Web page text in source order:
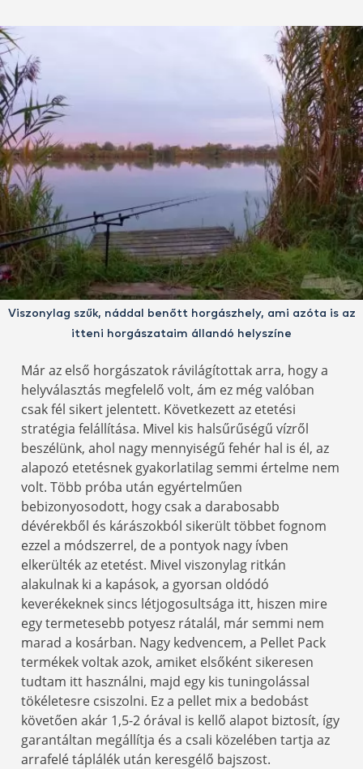
Viszonylag szűk, náddal benőtt horgászhely, ami azóta is az
itteni horgászataim állandó helyszíne
Már az első horgászatok rávilágítottak arra, hogy a
helyválasztás megfelelő volt, ám ez még valóban
csak fél sikert jelentett. Következett az etetési
stratégia felállítása. Mivel kis halsűrűségű vízről
beszélünk, ahol nagy mennyiségű fehér hal is él, az
alapozó etetésnek gyakorlatilag semmi értelme nem
volt. Több próba után egyértelműen
bebizonyosodott, hogy csak a darabosabb
dévérekből és kárászokból sikerült többet fognom
ezzel a módszerrel, de a pontyok nagy ívben
elkerülték az etetést. Mivel viszonylag ritkán
alakulnak ki a kapások, a gyorsan oldódó
keverékeknek sincs létjogosultsága itt, hiszen mire
egy termetesebb potyesz rátalál, már semmi nem
marad a kosárban. Nagy kedvencem, a Pellet Pack
termékek voltak azok, amiket elsőként sikeresen
tudtam itt használni, majd egy kis tuningolással
tökéletesre csiszolni. Ez a pellet mix a bedobást
követően akár 1,5-2 órával is kellő alapot biztosít, így
garantáltan megállítja és a csali közelében tartja az
arrafelé táplálék után keresgélő bajszost.